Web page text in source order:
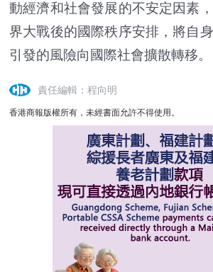
動經濟和社會發展的不安定因素
界大戰後的國際秩序安排，將自
引發的風險向國際社會擴散轉移。
責任編輯：程向明
香港商報版權所有，未經書面允許不得使用。